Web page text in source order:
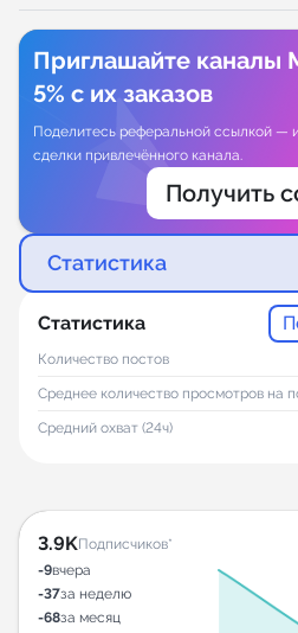
Приглашайте каналы
5% с их заказов
Поделитесь реферальной ссылкой —
сделки привлечённого канала.
Получить
Статистика
Статистика
Количество постов
Среднее количество просмотров на
Средний охват (24ч)
3.9KПодписчиков*
-9вчера
-37за неделю
-68за месяц